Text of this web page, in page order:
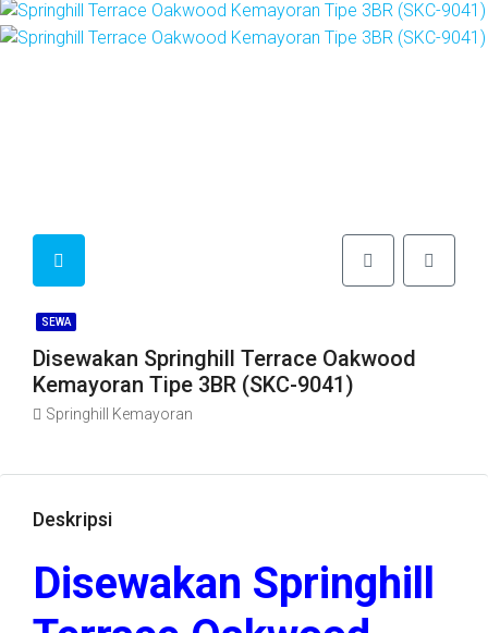
SEWA
Disewakan Springhill Terrace Oakwood
Kemayoran Tipe 3BR (SKC-9041)
Springhill Kemayoran
Deskripsi
Disewakan Springhill